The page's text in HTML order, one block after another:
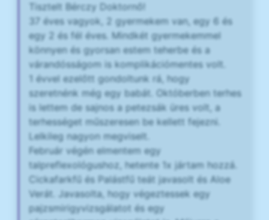
Tisztelt Bérczy Doktornő!
37 éves vagyok, 2 gyermekem van, egy 6 és
egy 2 és fél éves. Mindkét gyermekemmel
könnyen és gyorsan estem teherbe és a
várandósságom is komplikációmentes volt.
1 évvel ezelőtt gondoltunk rá, hogy
szeretnénk még egy babát. Októberben terhes
is lettem de sajnos a petezsák üres volt, a
terhességet műszeresen be kellett fejezni.
Lelkileg nagyon megviselt.
Február végén elmentem egy
talpreflexológushoz, hetente 1x jártam hozzá.
Cickafarkfű és Palástfű teát javasolt és Aloe
Verát. Javasolta, hogy végeztessek egy
pajzsmirigyvizsgálatot és egy